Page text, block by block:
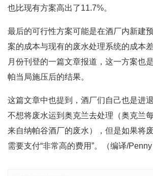
也比现有方案高出了11.7%。
最后的可行性方案可能是在酒厂内新建
案的成本与现有的废水处理系统的成本
月份刊登的一篇文章报道，这一方案也
帕当局施压后的结果。
这篇文章中也提到，酒厂们自己也是进
不想将废水运到奥克兰去处理（奥克兰
来自纳帕谷酒厂的废水），但是如果将
需要支付“非常高的费用”。（编译/Penny